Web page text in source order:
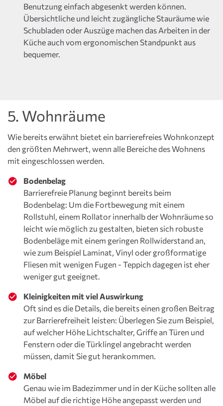
Benutzung einfach abgesenkt werden können.
Übersichtliche und leicht zugängliche Stauräume wie
Schubladen oder Auszüge machen das Arbeiten in der
Küche auch vom ergonomischen Standpunkt aus
bequemer.
5. Wohnräume
Wie bereits erwähnt bietet ein barrierefreies Wohnkonzept
den größten Mehrwert, wenn alle Bereiche des Wohnens
mit eingeschlossen werden.
Bodenbelag
Barrierefreie Planung beginnt bereits beim
Bodenbelag: Um die Fortbewegung mit einem
Rollstuhl, einem Rollator innerhalb der Wohnräume so
leicht wie möglich zu gestalten, bieten sich robuste
Bodenbeläge mit einem geringen Rollwiderstand an,
wie zum Beispiel Laminat, Vinyl oder großformatige
Fliesen mit wenigen Fugen - Teppich dagegen ist eher
weniger gut geeignet.
Kleinigkeiten mit viel Auswirkung
Oft sind es die Details, die bereits einen großen Beitrag
zur Barrierefreiheit leisten: Überlegen Sie zum Beispiel,
auf welcher Höhe Lichtschalter, Griffe an Türen und
Fenstern oder die Türklingel angebracht werden
müssen, damit Sie gut herankommen.
Möbel
Genau wie im Badezimmer und in der Küche sollten alle
Möbel auf die richtige Höhe angepasst werden und